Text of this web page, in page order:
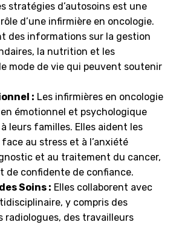
stratégies d’autosoins est une
d’une infirmière en oncologie.
des informations sur la gestion
la nutrition et les
mode de vie qui peuvent soutenir
: Les infirmières en oncologie
émotionnel et psychologique
leurs familles. Elles aident les
au stress et à l’anxiété
et au traitement du cancer,
de confidente de confiance.
Soins : Elles collaborent avec
y compris des
radiologues, des travailleurs